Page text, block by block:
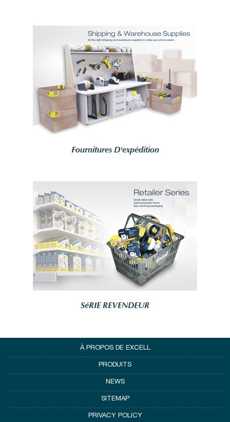
Fournitures D'expédition
SéRIE REVENDEUR
À PROPOS DE EXCELL
PRODUITS
NEWS
SITEMAP
PRIVACY POLICY